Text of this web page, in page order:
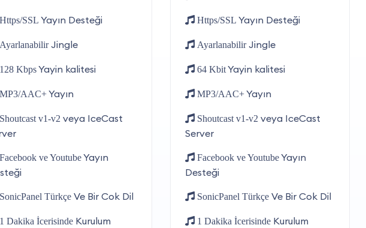
Https/SSL Yayın Desteği
AyarlanabilirJingle
128 KbpsYayin kalitesi
MP3/AAC+Yayın
Shoutcast v1-v2 veya IceCast
Facebook ve YoutubeYayın
SonicPanel Türkçe Ve Bir Cok Dil
1 Dakika İcerisinde Kurulum
Https/SSL Yayın Desteği
AyarlanabilirJingle
64 KbitYayin kalitesi
MP3/AAC+Yayın
Shoutcast v1-v2 veya IceCast
Server
Facebook ve YoutubeYayın
Desteği
SonicPanel Türkçe Ve Bir Cok Dil
1 Dakika İcerisinde Kurulum